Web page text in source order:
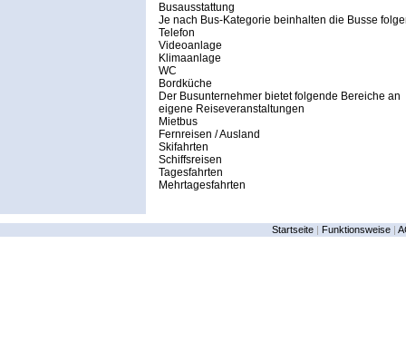
Busausstattung
Je nach Bus-Kategorie beinhalten die Busse
Telefon
Videoanlage
Klimaanlage
WC
Bordküche
Der Busunternehmer bietet folgende Bereiche an
eigene Reiseveranstaltungen
Mietbus
Fernreisen / Ausland
Skifahrten
Schiffsreisen
Tagesfahrten
Mehrtagesfahrten
Startseite | Funktionsweise |